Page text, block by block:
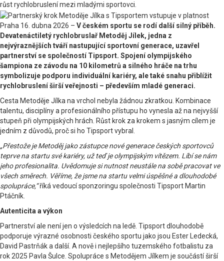
růst rychlobruslení mezi mladými sportovci.
Praha 16. dubna 2026 – V českém sportu se rodí další silný příběh.
Devatenáctiletý rychlobruslař Metoděj Jílek, jedna z
nejvýraznějších tváří nastupující sportovní generace, uzavřel
partnerství se společností Tipsport. Spojení olympijského
šampiona ze závodu na 10 kilometrů a silného hráče na trhu
symbolizuje podporu individuální kariéry, ale také snahu přiblížit
rychlobruslení širší veřejnosti – především mladé generaci.
Cesta Metoděje Jílka na vrchol nebyla žádnou zkratkou. Kombinace
talentu, disciplíny a profesionálního přístupu ho vynesla až na nejvyšší
stupeň při olympijských hrách. Růst krok za krokem s jasným cílem je
jedním z důvodů, proč si ho Tipsport vybral.
„Přestože je Metoděj jako zástupce nové generace českých sportovců
teprve na startu své kariéry, už teď je olympijským vítězem. Líbí se nám
jeho profesionalita. Uvědomuje si nutnost neustále na sobě pracovat ve
všech směrech. Věříme, že jsme na startu velmi úspěšné a dlouhodobé
spolupráce,“říká vedoucí sponzoringu společnosti Tipsport Martin
Ptáčník.
Autenticita a výkon
Partnerství ale není jen o výsledcích na ledě. Tipsport dlouhodobě
podporuje výrazné osobnosti českého sportu jako jsou Ester Ledecká,
David Pastrňák a další. A nově i nejlepšího tuzemského fotbalistu za
rok 2025 Pavla Šulce. Spolupráce s Metodějem Jílkem je součástí širší